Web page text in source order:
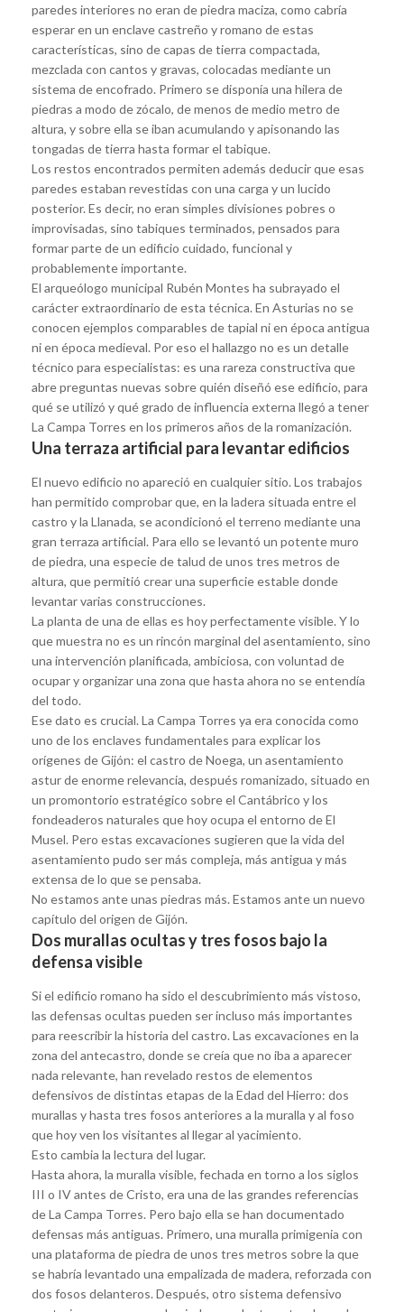
paredes interiores no eran de piedra maciza, como cabría
esperar en un enclave castreño y romano de estas
características, sino de capas de tierra compactada,
mezclada con cantos y gravas, colocadas mediante un
sistema de encofrado. Primero se disponía una hilera de
piedras a modo de zócalo, de menos de medio metro de
altura, y sobre ella se iban acumulando y apisonando las
tongadas de tierra hasta formar el tabique.
Los restos encontrados permiten además deducir que esas
paredes estaban revestidas con una carga y un lucido
posterior. Es decir, no eran simples divisiones pobres o
improvisadas, sino tabiques terminados, pensados para
formar parte de un edificio cuidado, funcional y
probablemente importante.
El arqueólogo municipal Rubén Montes ha subrayado el
carácter extraordinario de esta técnica. En Asturias no se
conocen ejemplos comparables de tapial ni en época antigua
ni en época medieval. Por eso el hallazgo no es un detalle
técnico para especialistas: es una rareza constructiva que
abre preguntas nuevas sobre quién diseñó ese edificio, para
qué se utilizó y qué grado de influencia externa llegó a tener
La Campa Torres en los primeros años de la romanización.
Una terraza artificial para levantar edificios
El nuevo edificio no apareció en cualquier sitio. Los trabajos
han permitido comprobar que, en la ladera situada entre el
castro y la Llanada, se acondicionó el terreno mediante una
gran terraza artificial. Para ello se levantó un potente muro
de piedra, una especie de talud de unos tres metros de
altura, que permitió crear una superficie estable donde
levantar varias construcciones.
La planta de una de ellas es hoy perfectamente visible. Y lo
que muestra no es un rincón marginal del asentamiento, sino
una intervención planificada, ambiciosa, con voluntad de
ocupar y organizar una zona que hasta ahora no se entendía
del todo.
Ese dato es crucial. La Campa Torres ya era conocida como
uno de los enclaves fundamentales para explicar los
orígenes de Gijón: el castro de Noega, un asentamiento
astur de enorme relevancia, después romanizado, situado en
un promontorio estratégico sobre el Cantábrico y los
fondeaderos naturales que hoy ocupa el entorno de El
Musel. Pero estas excavaciones sugieren que la vida del
asentamiento pudo ser más compleja, más antigua y más
extensa de lo que se pensaba.
No estamos ante unas piedras más. Estamos ante un nuevo
capítulo del origen de Gijón.
Dos murallas ocultas y tres fosos bajo la
defensa visible
Si el edificio romano ha sido el descubrimiento más vistoso,
las defensas ocultas pueden ser incluso más importantes
para reescribir la historia del castro. Las excavaciones en la
zona del antecastro, donde se creía que no iba a aparecer
nada relevante, han revelado restos de elementos
defensivos de distintas etapas de la Edad del Hierro: dos
murallas y hasta tres fosos anteriores a la muralla y al foso
que hoy ven los visitantes al llegar al yacimiento.
Esto cambia la lectura del lugar.
Hasta ahora, la muralla visible, fechada en torno a los siglos
III o IV antes de Cristo, era una de las grandes referencias
de La Campa Torres. Pero bajo ella se han documentado
defensas más antiguas. Primero, una muralla primigenia con
una plataforma de piedra de unos tres metros sobre la que
se habría levantado una empalizada de madera, reforzada con
dos fosos delanteros. Después, otro sistema defensivo